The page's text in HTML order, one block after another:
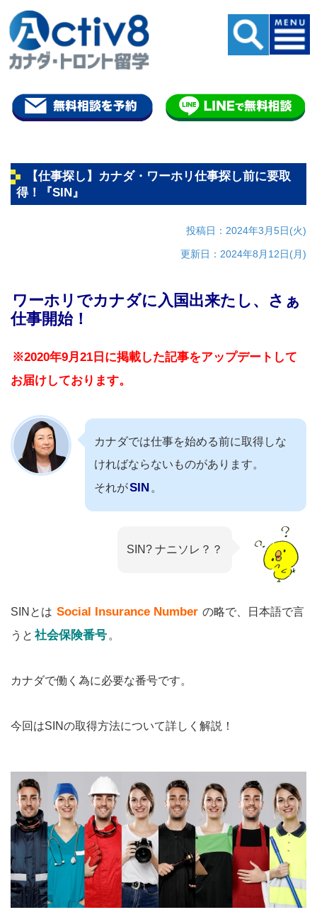
【仕事探し】カナダ・ワーホリ仕事探し前に要取
得！『SIN』
投稿日：2024年3月5日(火)
更新日：2024年8月12日(月)
ワーホリでカナダに入国出来たし、さぁ
仕事開始！
※2020年9月21日に掲載した記事をアップデートして
お届けしております。
カナダでは仕事を始める前に取得しな
ければならないものがあります。
それがSIN 。
SIN? ナニソレ？？
SINとは Social Insurance Number の略で、日本語で言
うと 社会保険番号 。
カナダで働く為に必要な番号です。
今回はSINの取得方法について詳しく解説！